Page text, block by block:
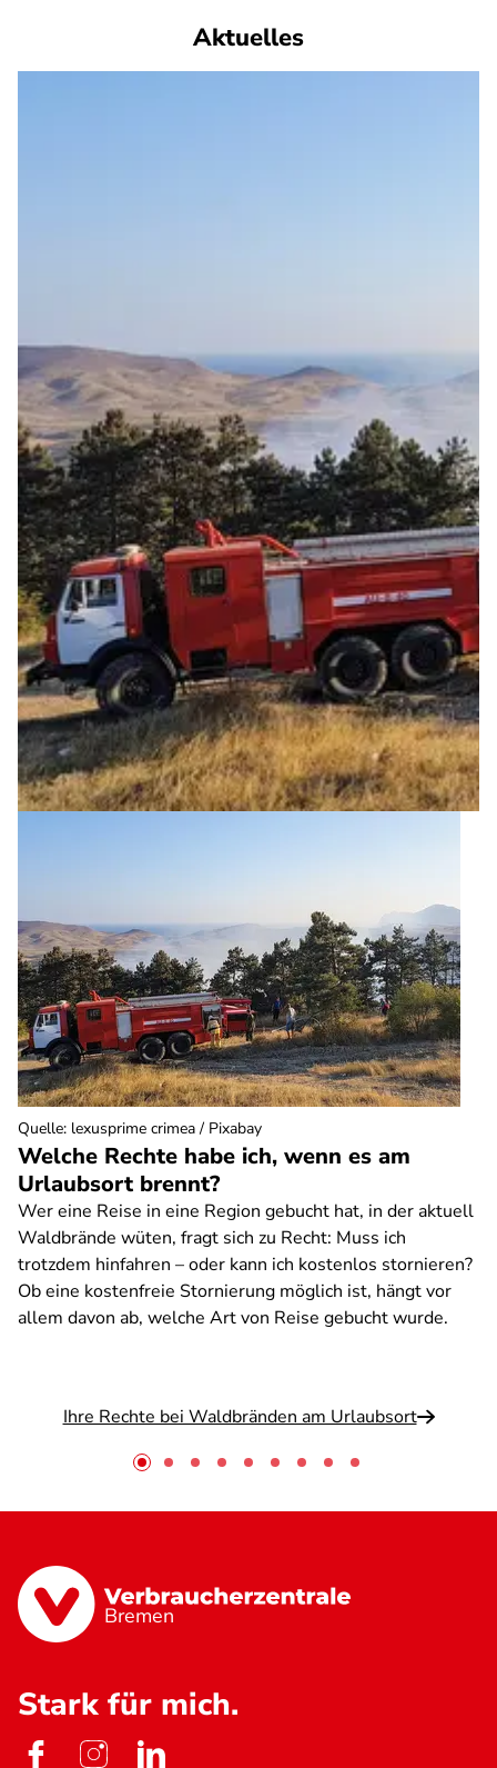
Aktuelles
Welche Rechte habe ich, wenn es am
Urlaubsort brennt?
Wer eine Reise in eine Region gebucht hat, in der aktuell
Waldbrände wüten, fragt sich zu Recht: Muss ich
trotzdem hinfahren – oder kann ich kostenlos stornieren?
Ob eine kostenfreie Stornierung möglich ist, hängt vor
allem davon ab, welche Art von Reise gebucht wurde.
Ihre Rechte bei Waldbränden am Urlaubsort
Quelle: lexusprime crimea / Pixabay
Bremen
Stark für mich.